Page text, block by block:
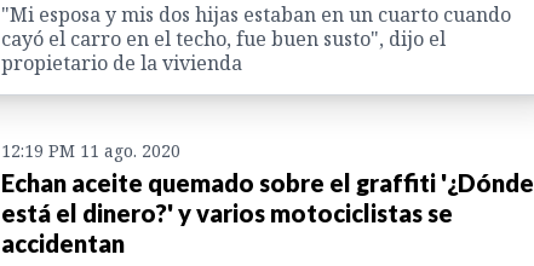
"Mi esposa y mis dos hijas estaban en un cuarto cuando
cayó el carro en el techo, fue buen susto", dijo el
propietario de la vivienda
12:19 PM 11 ago. 2020
Echan aceite quemado sobre el graffiti '¿Dónde
está el dinero?' y varios motociclistas se
accidentan